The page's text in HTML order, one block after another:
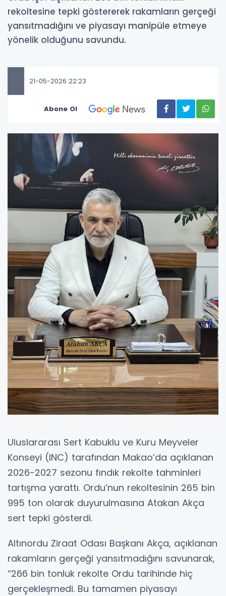
rekoltesine tepki göstererek rakamların gerçeği
yansıtmadığını ve piyasayı manipüle etmeye
yönelik olduğunu savundu.
21-05-2026 22:23
Abone Ol
Uluslararası Sert Kabuklu ve Kuru Meyveler
Konseyi (INC) tarafından Makao’da açıklanan
2026-2027 sezonu fındık rekolte tahminleri
tartışma yarattı. Ordu’nun rekoltesinin 265 bin
995 ton olarak duyurulmasına Atakan Akça
sert tepki gösterdi.
Altınordu Ziraat Odası Başkanı Akça, açıklanan
rakamların gerçeği yansıtmadığını savunarak,
“266 bin tonluk rekolte Ordu tarihinde hiç
gerçekleşmedi. Bu tamamen piyasayı